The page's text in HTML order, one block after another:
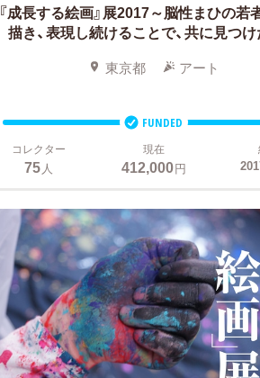
『成長する絵画』展2017～脳性まひの若
描き、表現し続けることで、共に見つ
東京都 アート
FUNDED
コレクター
75人
現在
412,000円